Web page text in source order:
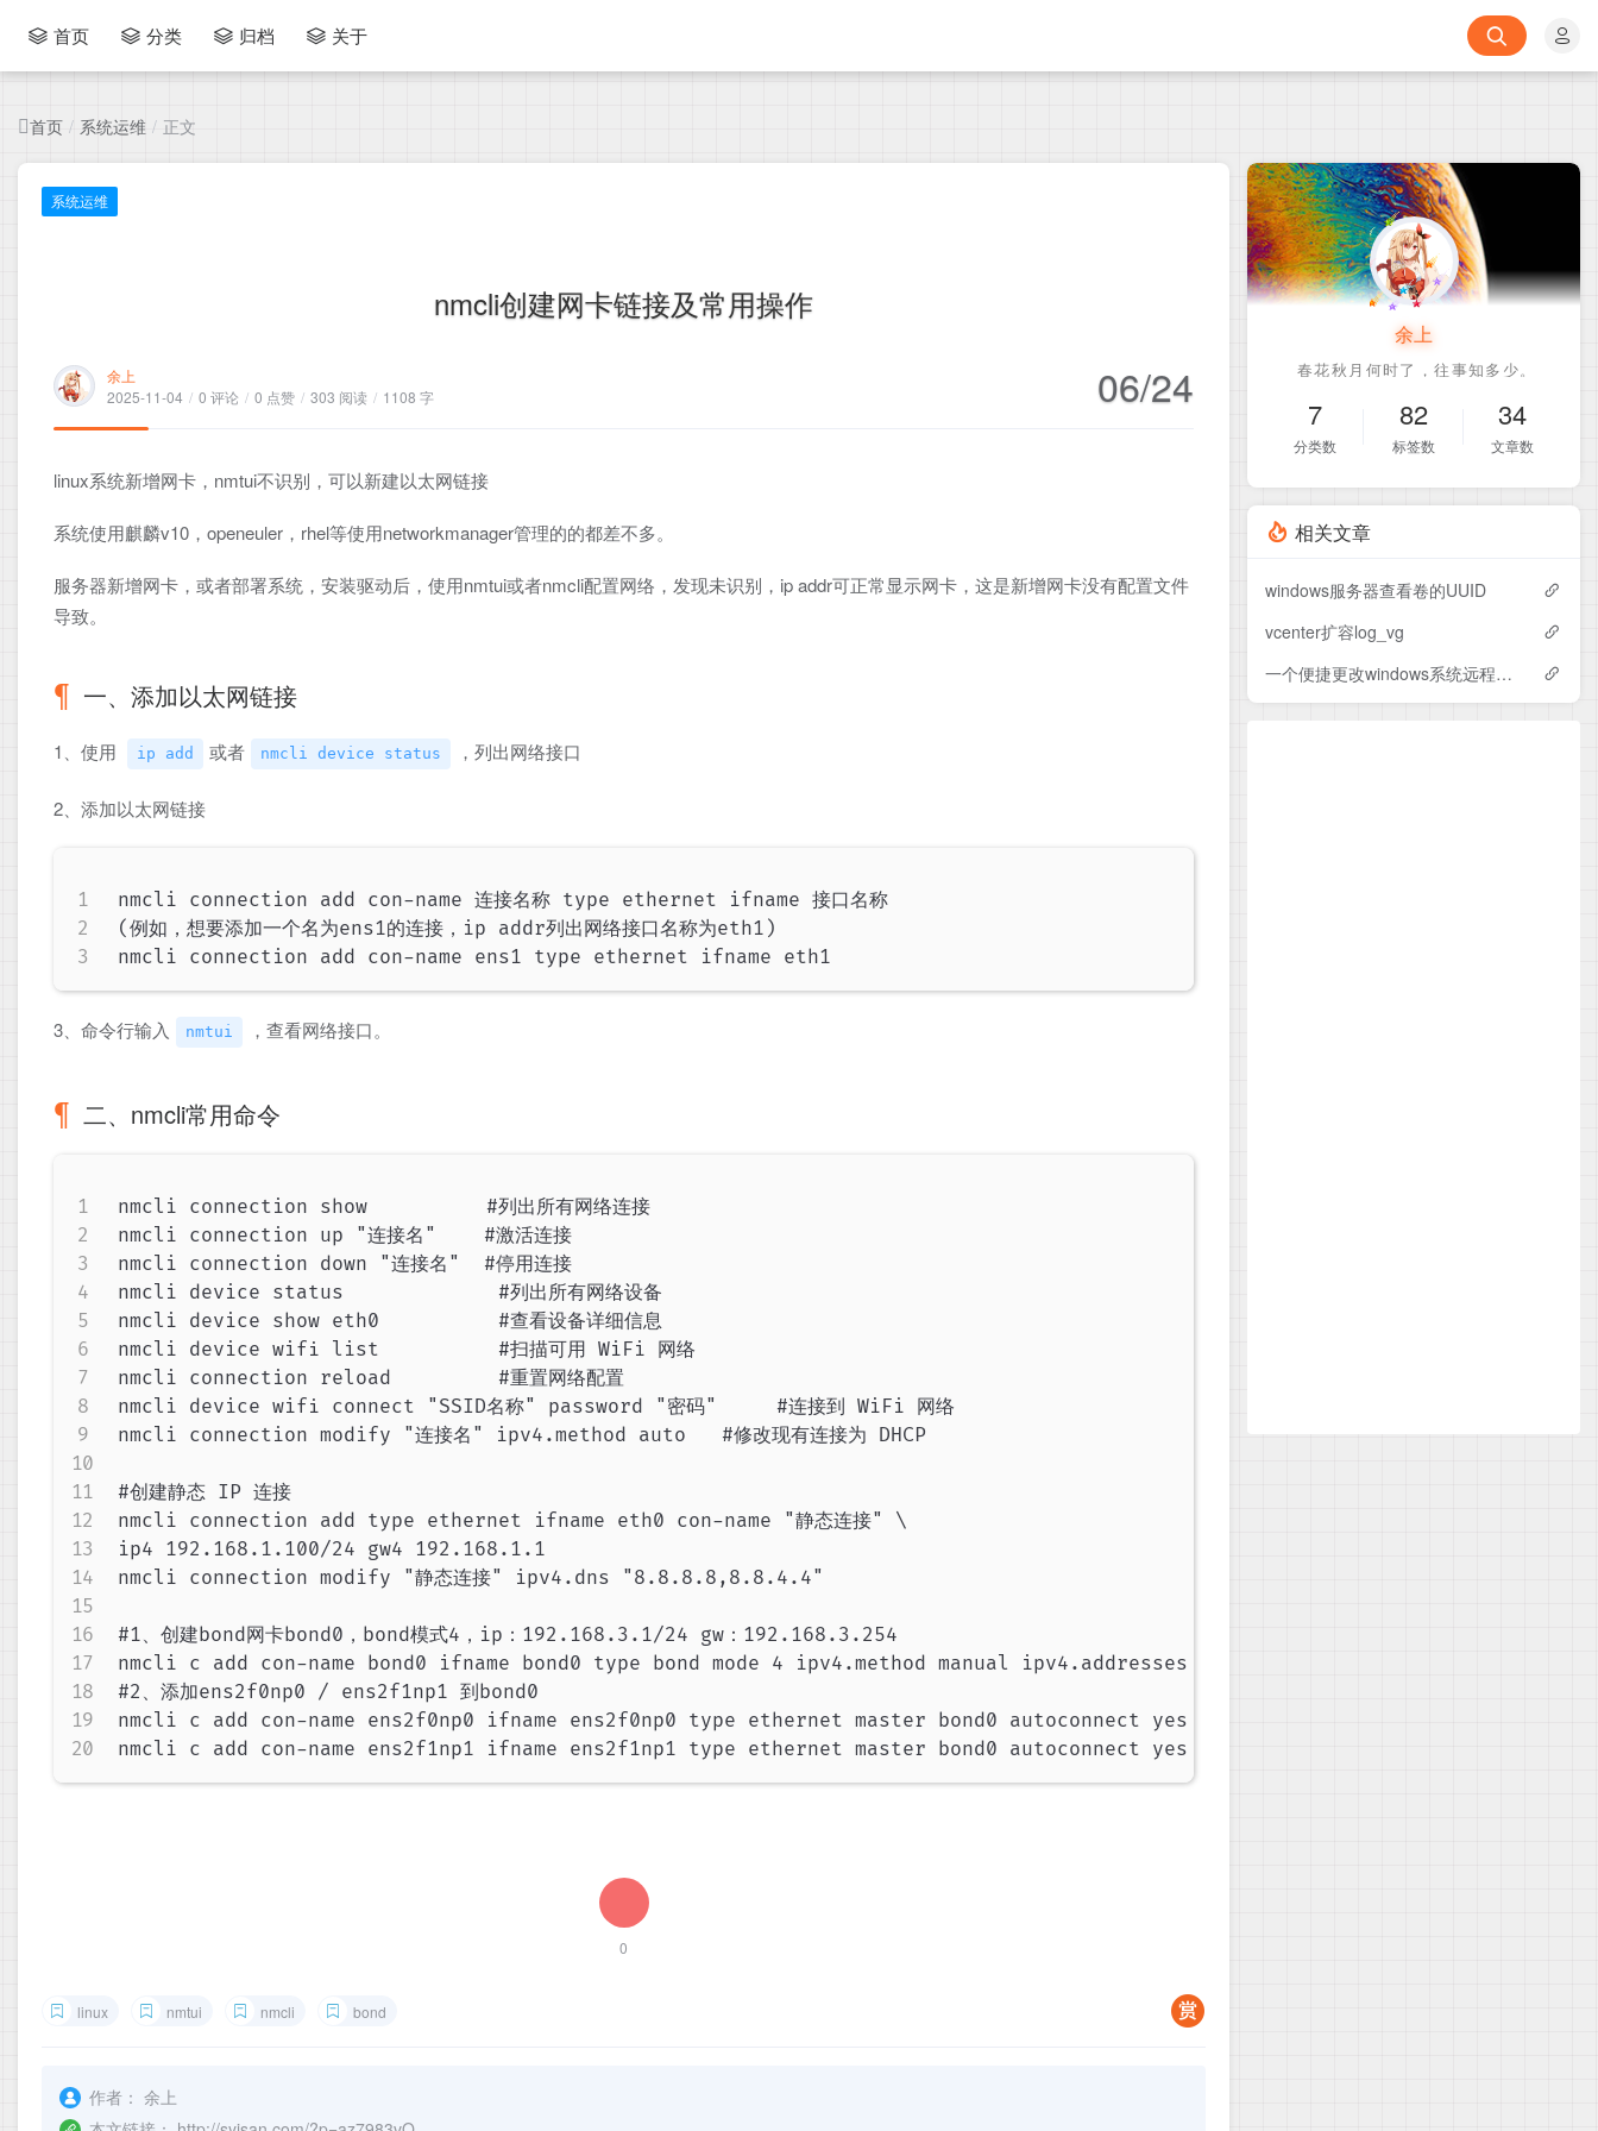
首页 分类 归档 关于
首页 / 系统运维 / 正文
系统运维
nmcli创建网卡链接及常用操作
余上
2025-11-04 / 0 评论 / 0 点赞 / 303 阅读 / 1108 字 06/24
linux系统新增网卡，nmtui不识别，可以新建以太网链接
系统使用麒麟v10，openeuler，rhel等使用networkmanager管理的的都差不多。
服务器新增网卡，或者部署系统，安装驱动后，使用nmtui或者nmcli配置网络，发现未识别，ip addr可正常显示网卡，这是新增网卡没有配置文件
导致。
一、添加以太网链接
1、使用 ip add 或者 nmcli device status ，列出网络接口
2、添加以太网链接
nmcli connection add con-name 连接名称 type ethernet ifname 接口名称
(例如，想要添加一个名为ens1的连接，ip addr列出网络接口名称为eth1)
nmcli connection add con-name ens1 type ethernet ifname eth1
3、命令行输入 nmtui ，查看网络接口。
二、nmcli常用命令
nmcli connection show          #列出所有网络连接
nmcli connection up "连接名"    #激活连接
nmcli connection down "连接名"  #停用连接
nmcli device status             #列出所有网络设备
nmcli device show eth0          #查看设备详细信息
nmcli device wifi list          #扫描可用 WiFi 网络
nmcli connection reload         #重置网络配置
nmcli device wifi connect "SSID名称" password "密码"     #连接到 WiFi 网络
nmcli connection modify "连接名" ipv4.method auto   #修改现有连接为 DHCP
#创建静态 IP 连接
nmcli connection add type ethernet ifname eth0 con-name "静态连接" \
ip4 192.168.1.100/24 gw4 192.168.1.1
nmcli connection modify "静态连接" ipv4.dns "8.8.8.8,8.8.4.4"
#1、创建bond网卡bond0，bond模式4，ip：192.168.3.1/24 gw：192.168.3.254
nmcli c add con-name bond0 ifname bond0 type bond mode 4 ipv4.method manual ipv4.addresses 192.168.3.1/24 ipv4.gateway
#2、添加ens2f0np0 / ens2f1np1 到bond0
nmcli c add con-name ens2f0np0 ifname ens2f0np0 type ethernet master bond0 autoconnect yes
nmcli c add con-name ens2f1np1 ifname ens2f1np1 type ethernet master bond0 autoconnect yes
0
linux nmtui nmcli bond
作者： 余上
余上
7
分类数
82
标签数
34
文章数
相关文章
windows服务器查看卷的UUID
vcenter扩容log_vg
一个便捷更改windows系统远程端口并设置防火墙得工具